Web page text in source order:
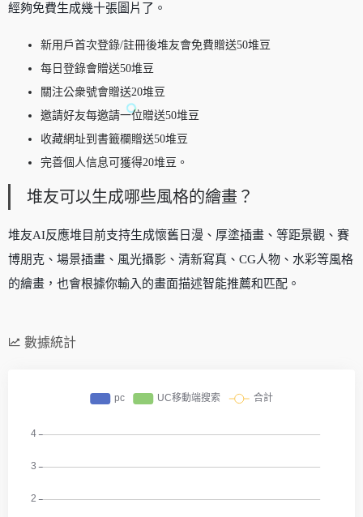
經夠免費生成幾十張圖片了。
新用戶首次登錄/註冊後堆友會免費贈送50堆豆
每日登錄會贈送50堆豆
關注公衆號會贈送20堆豆
邀請好友每邀請一位贈送50堆豆
收藏網址到書籤欄贈送50堆豆
完善個人信息可獲得20堆豆。
堆友可以生成哪些風格的繪畫？
堆友AI反應堆目前支持生成懷舊日漫、厚塗插畫、等距景觀、賽
博朋克、場景插畫、風光攝影、清新寫真、CG人物、水彩等風格
的繪畫，也會根據你輸入的畫面描述智能推薦和匹配。
數據統計